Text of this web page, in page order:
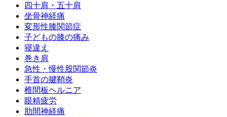
四十肩・五十肩
坐骨神経痛
変形性膝関節症
子どもの膝の痛み
寝違え
巻き肩
急性・慢性股関節炎
手首の腱鞘炎
椎間板ヘルニア
眼精疲労
肋間神経痛